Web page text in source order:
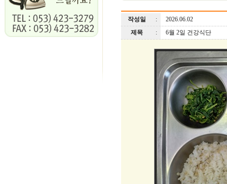
작성일 :
2026.06.02
제목
: 6월 2일 건강식단